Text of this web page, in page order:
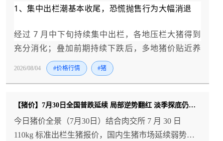
1、集中出栏潮基本收尾，恐慌抛售行为大幅消退
经过 7 月中下旬持续集中出栏，各地压栏大猪得到
充分消化；叠加前期持续下跌后，多地猪价贴近养
殖盈亏平衡线，散户不愿在低位大量清栏，市场流
通生猪供给不再持续放量，奠定止跌筑底基础。
2、高温淡季持续压制终端消费，难以形成大范围普
涨行情
2026/08/04 #价格行情 #猪
【猪价】7月30日全国普跌延续 局部逆势翻红 淡季探底仍在持续
今日猪价全景（7月30日）结合肉交所 7 月 30 日
110kg 标准出栏生猪报价，国内生猪市场延续弱势下